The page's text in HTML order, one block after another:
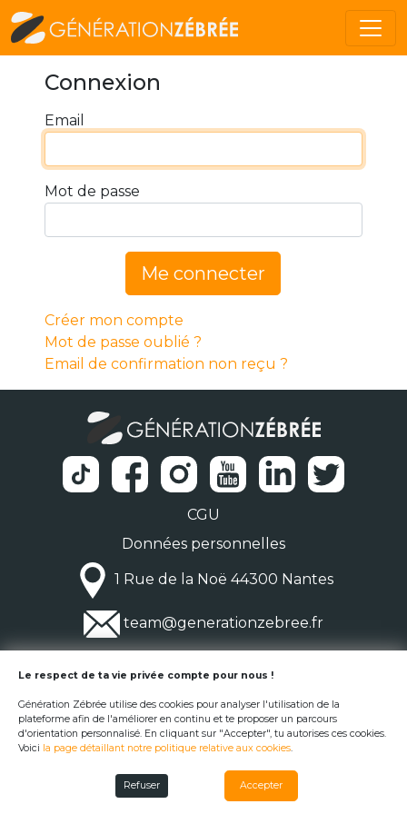
Connexion
Email
Mot de passe
Me connecter
Créer mon compte
Mot de passe oublié ?
Email de confirmation non reçu ?
CGU
Données personnelles
1 Rue de la Noë 44300 Nantes
team@generationzebree.fr
© Génération Zébrée 2026
Le respect de ta vie privée compte pour nous !
Génération Zébrée utilise des cookies pour analyser l'utilisation de la
plateforme afin de l'améliorer en continu et te proposer un parcours
d'orientation personnalisé. En cliquant sur "Accepter", tu autorises ces cookies.
Voici la page détaillant notre politique relative aux cookies.
Refuser Accepter